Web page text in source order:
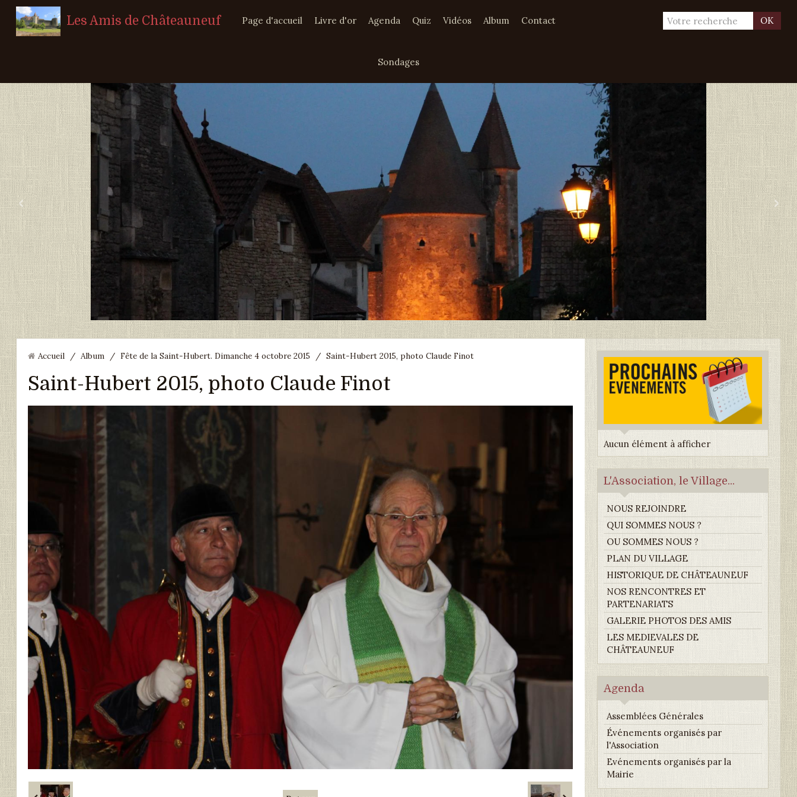
Les Amis de Châteauneuf OK
Page d'accueil Livre d'or Agenda Quiz Vidéos Album Contact
Sondages
‹ ›
Accueil / Album / Fête de la Saint-Hubert. Dimanche 4 octobre 2015 / Saint-Hubert 2015, photo Claude Finot
Saint-Hubert 2015, photo Claude Finot
Aucun élément à afficher
L'Association, le Village...
NOUS REJOINDRE
QUI SOMMES NOUS ?
OU SOMMES NOUS ?
PLAN DU VILLAGE
HISTORIQUE DE CHÂTEAUNEUF
NOS RENCONTRES ET
PARTENARIATS
GALERIE PHOTOS DES AMIS
LES MEDIEVALES DE
CHÂTEAUNEUF
Agenda
Assemblées Générales
Événements organisés par
l'Association
Evénements organisés par la
Mairie